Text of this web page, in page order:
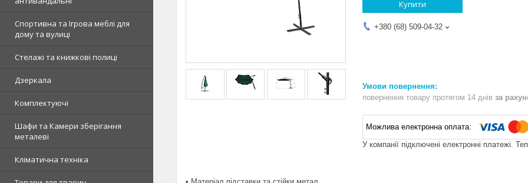
Спортивна та Ігрова меблі для
дому та вулиці
Стелажі та книжкові полиці
Дзеркала
Комплектуючі
Шафи та Камери зберігання
металеві
Кліматична техніка
Купити
+380 (68) 509-04-32
повернення товару протягом 14 днів за
У компанії підключені електронні платежі.